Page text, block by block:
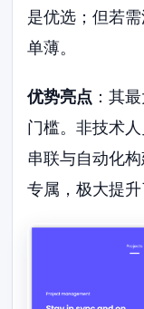
是优选；但若
单薄。
优势亮点 ：其
门槛。非技术
串联与自动化
专属，极大提